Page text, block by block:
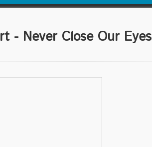
- Never Close Our Eyes